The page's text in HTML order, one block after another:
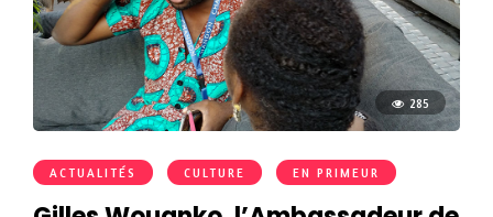
285
ACTUALITÉS CULTURE EN PRIMEUR